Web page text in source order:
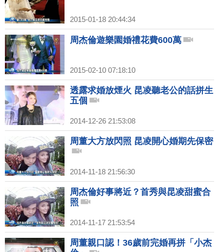
2015-01-18 20:44:34
周杰倫遊樂園婚禮花費600萬
2015-02-10 07:18:10
透露求婚放煙火 昆凌聽老公的話拼生
五個
2014-12-26 21:53:08
周董大方放閃照 昆凌開心婚期先保密
2014-11-18 21:56:30
周杰倫好事將近？首秀與昆凌甜蜜合
照
2014-11-17 21:53:54
周董親口認！36歲前完婚再拼「小杰